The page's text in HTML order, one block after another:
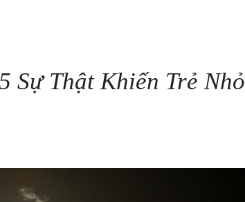
Sự Thật Khiến Trẻ Nhỏ